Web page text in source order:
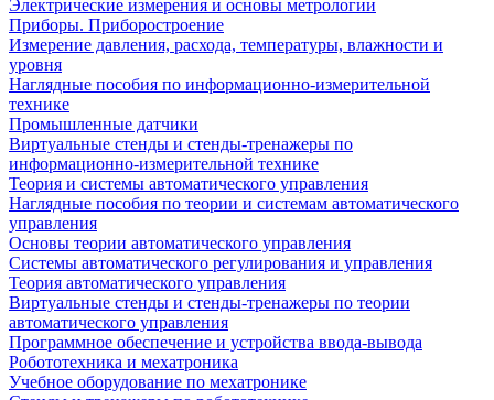
Электрические измерения и основы метрологии
Приборы. Приборостроение
Измерение давления, расхода, температуры, влажности и
уровня
Наглядные пособия по информационно-измерительной
технике
Промышленные датчики
Виртуальные стенды и стенды-тренажеры по
информационно-измерительной технике
Теория и системы автоматического управления
Наглядные пособия по теории и системам автоматического
управления
Основы теории автоматического управления
Системы автоматического регулирования и управления
Теория автоматического управления
Виртуальные стенды и стенды-тренажеры по теории
автоматического управления
Программное обеспечение и устройства ввода-вывода
Робототехника и мехатроника
Учебное оборудование по мехатронике